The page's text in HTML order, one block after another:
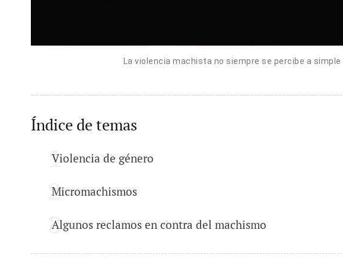
La violencia machista no siempre se percibe a simple
Índice de temas
Violencia de género
Micromachismos
Algunos reclamos en contra del machismo